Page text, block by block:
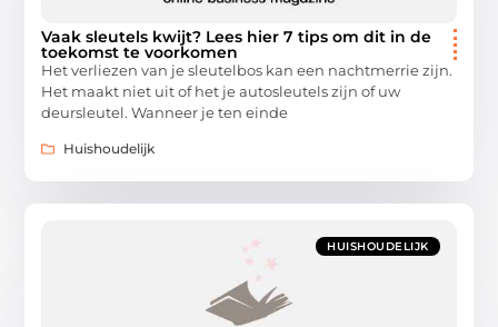
Vaak sleutels kwijt? Lees hier 7 tips om dit in de
toekomst te voorkomen
Het verliezen van je sleutelbos kan een nachtmerrie zijn.
Het maakt niet uit of het je autosleutels zijn of uw
deursleutel. Wanneer je ten einde
Huishoudelijk
HUISHOUDELIJK